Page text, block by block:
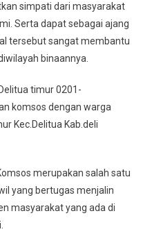
simpati dari masyarakat
Serta dapat sebagai ajang
tersebut sangat membantu
binaannya.
timur 0201-
komsos dengan warga
Kec.Delitua Kab.deli
merupakan salah satu
yang bertugas menjalin
masyarakat yang ada di